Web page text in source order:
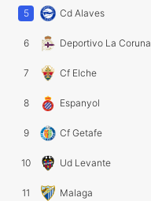
5 Cd Alaves
6 Deportivo La Coruna
7 Cf Elche
8 Espanyol
9 Cf Getafe
10 Ud Levante
11 Malaga